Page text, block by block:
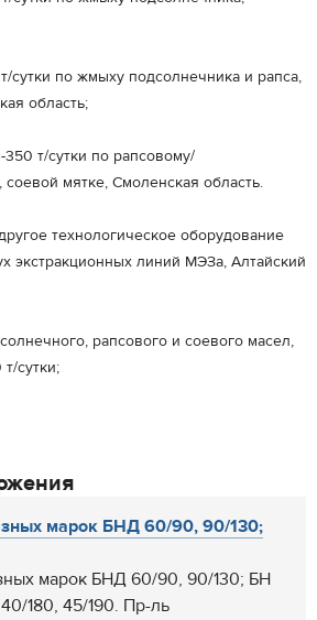
сутки по жмыху подсолнечника и рапса,
область;
т/сутки по рапсовому/
мятке, Смоленская область.
технологическое оборудование
экстракционных линий МЭЗа, Алтайский
рапсового и соевого масел,
сутки;
марок БНД 60/90, 90/130;
марок БНД 60/90, 90/130; БН
180, 45/190. Пр-ль